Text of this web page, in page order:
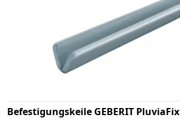
Befestigungskeile GEBERIT PluviaFix